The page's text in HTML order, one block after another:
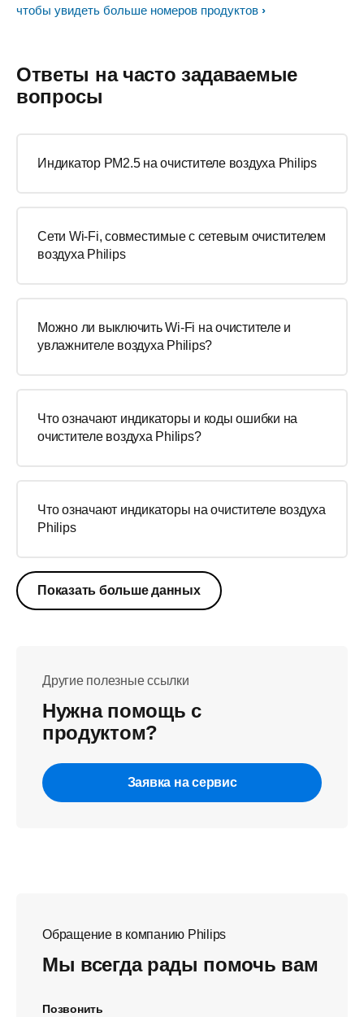
чтобы увидеть больше номеров продуктов
Ответы на часто задаваемые
вопросы
Индикатор PM2.5 на очистителе воздуха Philips
Сети Wi-Fi, совместимые с сетевым очистителем
воздуха Philips
Можно ли выключить Wi-Fi на очистителе и
увлажнителе воздуха Philips?
Что означают индикаторы и коды ошибки на
очистителе воздуха Philips?
Что означают индикаторы на очистителе воздуха
Philips
Показать больше данных
Другие полезные ссылки
Нужна помощь с
продуктом?
Заявка на сервис
Обращение в компанию Philips
Мы всегда рады помочь вам
Позвонить